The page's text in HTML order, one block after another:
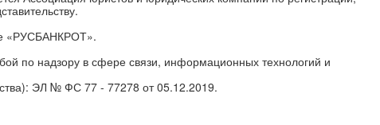
«РУСБАНКРОТ».
по надзору в сфере связи, информационных технологий и
ЭЛ № ФС 77 - 77278 от 05.12.2019.